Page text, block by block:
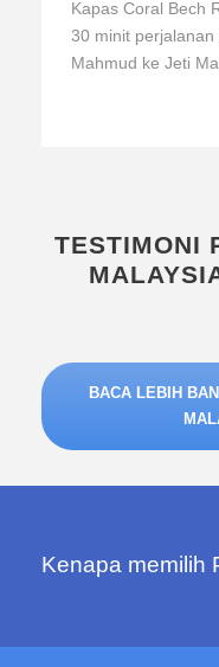
Kapas Coral Bech
30 minit
Mahmud ke Jeti
TESTIMONI
BACA LEBIH
Kenapa memilih